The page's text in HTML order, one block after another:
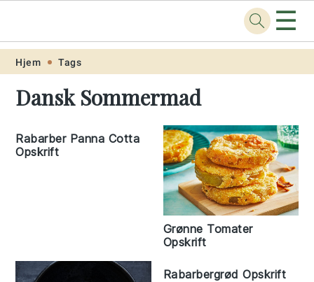
Skip
primary
Skip
main
Skip
primary
Skip
footer
Opskrift.net ☰
Hjem Tags
Dansk Sommermad
Rabarber Panna Cotta
Opskrift
Grønne Tomater
Opskrift
Rabarbergrød Opskrift